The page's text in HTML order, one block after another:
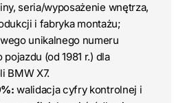
seria/wyposażenie wnętrza,
i fabryka montażu;
unikalnego numeru
(od 1981 r.) dla
BMW X7.
walidacja cyfry kontrolnej i